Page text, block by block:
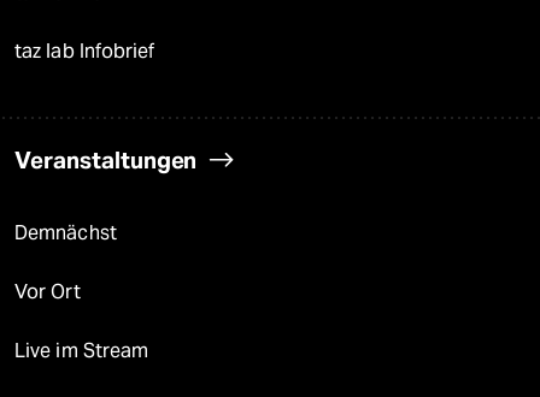
taz lab Infobrief
Veranstaltungen
Demnächst
Vor Ort
Live im Stream